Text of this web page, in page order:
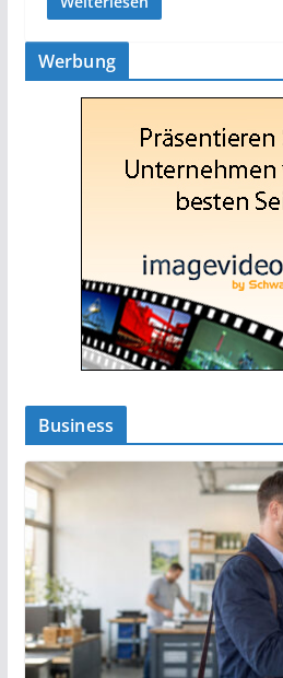
Werbung
Business